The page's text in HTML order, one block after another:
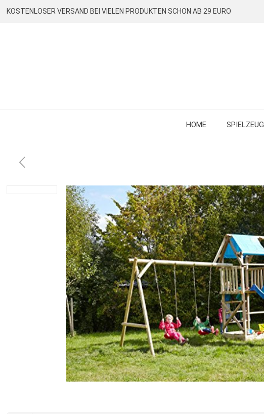
KOSTENLOSER VERSAND BEI VIELEN PRODUKTEN SCHON AB 29 EURO
HOME SPIELZEUG